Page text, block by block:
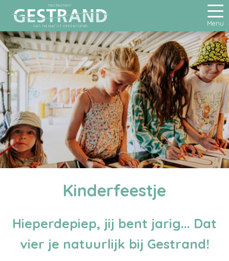
Menu
Kinderfeestje
Hieperdepiep, jij bent jarig... Dat
vier je natuurlijk bij Gestrand!